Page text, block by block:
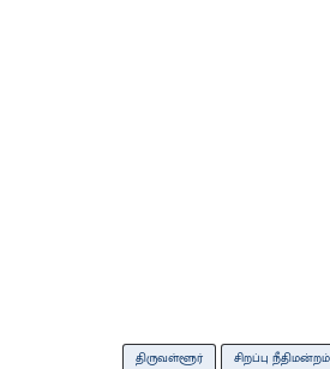
திருவள்ளூர் சிறப்பு நீதிமன்றம்